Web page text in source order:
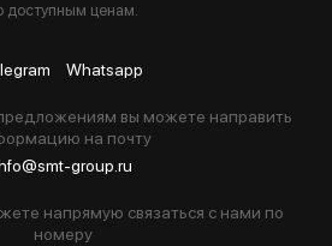
доступным ценам.
Whatsapp
вы можете направить
на почту
group.ru
напрямую связаться с нами по
номеру